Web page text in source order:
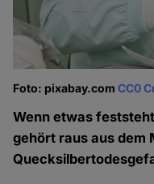
Foto: pixabay.comCC0
Wenn etwas
gehört raus aus dem